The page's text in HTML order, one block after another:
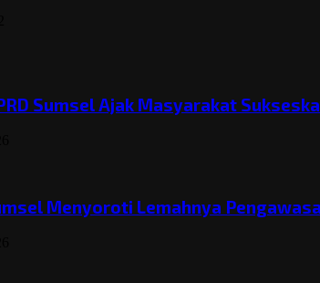
Sumsel Ajak Masyarakat
Menyoroti Lemahnya